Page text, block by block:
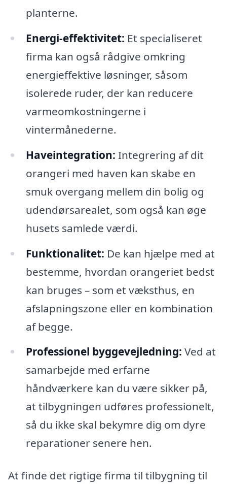
planterne.
Energi-effektivitet: Et specialiseret
firma kan også rådgive omkring
energieffektive løsninger, såsom
isolerede ruder, der kan reducere
varmeomkostningerne i
vintermånederne.
Haveintegration: Integrering af dit
orangeri med haven kan skabe en
smuk overgang mellem din bolig og
udendørsarealet, som også kan øge
husets samlede værdi.
Funktionalitet: De kan hjælpe med at
bestemme, hvordan orangeriet bedst
kan bruges – som et væksthus, en
afslapningszone eller en kombination
af begge.
Professionel byggevejledning: Ved at
samarbejde med erfarne
håndværkere kan du være sikker på,
at tilbygningen udføres professionelt,
så du ikke skal bekymre dig om dyre
reparationer senere hen.
At finde det rigtige firma til tilbygning til